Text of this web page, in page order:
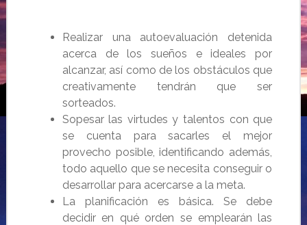
Realizar una autoevaluación detenida
acerca de los sueños e ideales por
alcanzar, así como de los obstáculos que
creativamente tendrán que ser
sorteados.
Sopesar las virtudes y talentos con que
se cuenta para sacarles el mejor
provecho posible, identificando además,
todo aquello que se necesita conseguir o
desarrollar para acercarse a la meta.
La planificación es básica. Se debe
decidir en qué orden se emplearán las